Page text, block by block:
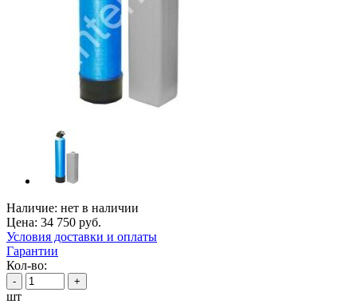
Наличие: нет в наличии
Цена: 34 750 руб.
Условия доставки и оплаты
Гарантии
Кол-во:
- +
шт